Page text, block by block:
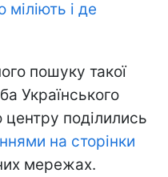
міліють і де
пошуку такої
Українського
центру поділились
на сторінки
мережах.